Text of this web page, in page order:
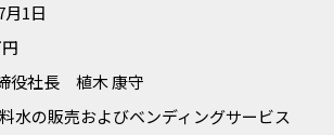
月1日
役社長 植木 康守
水の販売およびベンディングサービス